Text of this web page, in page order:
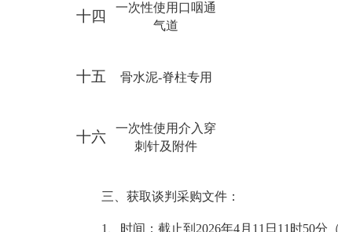
十四
一次性使用口咽通
气道
十五 骨水泥-脊柱专用
十六
一次性使用介入穿
刺针及附件
三、获取谈判 采购文件：
1、时间：截止到 2026年4月 11 日 11时50分